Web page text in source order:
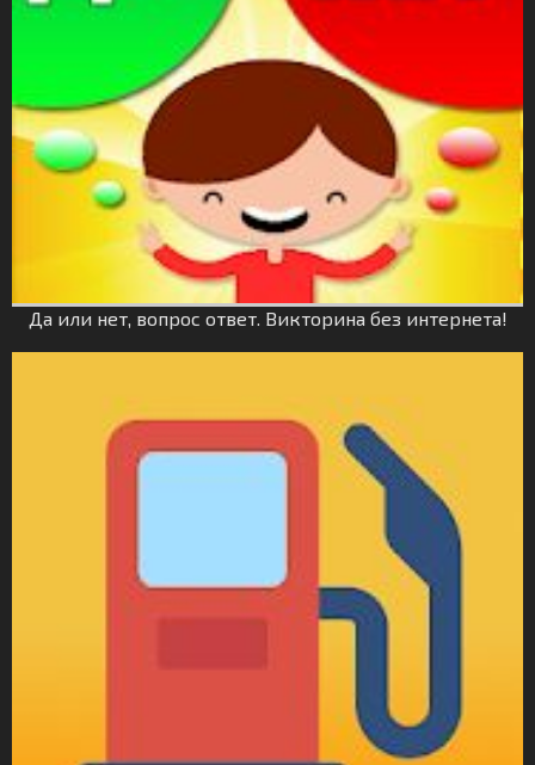
Да или нет, вопрос ответ. Викторина без интернета!